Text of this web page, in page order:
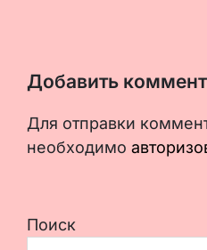
Добавить
Для отправки
необходимо
Поиск